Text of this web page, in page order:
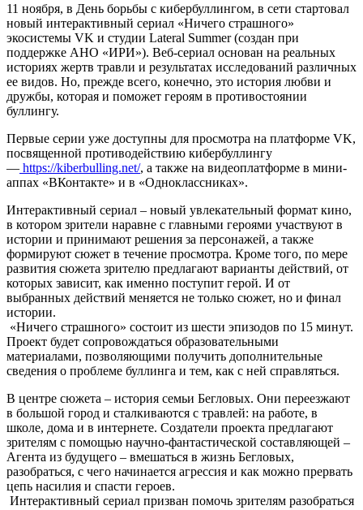
11 ноября, в День борьбы с кибербуллингом, в сети стартовал
новый интерактивный сериал «Ничего страшного»
экосистемы VK и студии Lateral Summer (создан при
поддержке АНО «ИРИ»). Веб-сериал основан на реальных
историях жертв травли и результатах исследований различных
ее видов. Но, прежде всего, конечно, это история любви и
дружбы, которая и поможет героям в противостоянии
буллингу.
Первые серии уже доступны для просмотра на платформе VK,
посвященной противодействию кибербуллингу
— https://kiberbulling.net/, а также на видеоплатформе в мини-
аппах «ВКонтакте» и в «Одноклассниках».
Интерактивный сериал – новый увлекательный формат кино,
в котором зрители наравне с главными героями участвуют в
истории и принимают решения за персонажей, а также
формируют сюжет в течение просмотра. Кроме того, по мере
развития сюжета зрителю предлагают варианты действий, от
которых зависит, как именно поступит герой. И от
выбранных действий меняется не только сюжет, но и финал
истории.
«Ничего страшного» состоит из шести эпизодов по 15 минут.
Проект будет сопровождаться образовательными
материалами, позволяющими получить дополнительные
сведения о проблеме буллинга и тем, как с ней справляться.
В центре сюжета – история семьи Бегловых. Они переезжают
в большой город и сталкиваются с травлей: на работе, в
школе, дома и в интернете. Создатели проекта предлагают
зрителям с помощью научно-фантастической составляющей –
Агента из будущего – вмешаться в жизнь Бегловых,
разобраться, с чего начинается агрессия и как можно прервать
цепь насилия и спасти героев.
Интерактивный сериал призван помочь зрителям разобраться